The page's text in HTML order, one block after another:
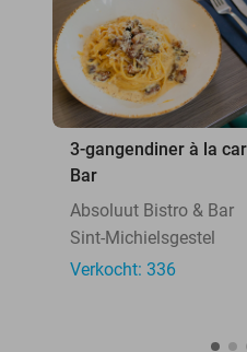
3-gangendiner à la
Bar
Absoluut Bistro & Bar
Sint-Michielsgestel
Verkocht: 336